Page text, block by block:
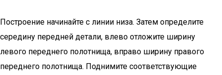
Построение начинайте с линии низа. Затем определите
середину передней детали, влево отложите ширину
левого переднего полотнища, вправо ширину правого
переднего полотнища. Поднимите соответствующие